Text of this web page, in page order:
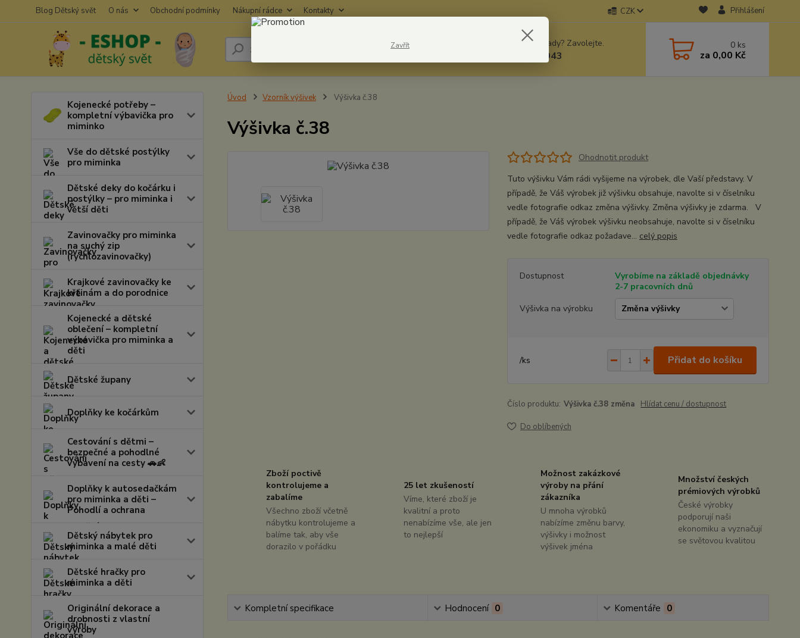
Blog Dětský svět O nás Obchodní podmínky Nákupní rádce Kontakty CZK Přihlášení
Hledat Nevíte si rady? Zavolejte.
604278943
0 ks
za 0,00 Kč
Kojenecké potřeby –
kompletní výbavička pro
miminko
Vše do dětské postýlky
pro miminka
Dětské deky do kočárku i
postýlky – pro miminka i
větší děti
Zavinovačky pro miminka
na suchý zip
(rychlozavinovačky)
Krajkové zavinovačky ke
křtinám a do porodnice
Kojenecké a dětské
oblečení – kompletní
výbavička pro miminka a
děti
Dětské župany
Doplňky ke kočárkům
Cestování s dětmi –
bezpečné a pohodlné
vybavení na cesty 🚗👶
Doplňky k autosedačkám
pro miminka a děti –
Pohodlí a ochrana
Dětský nábytek pro
miminka a malé děti
Dětské hračky pro
miminka a děti
Originální dekorace a
drobnosti z vlastní
výroby
Úvod Vzorník výšivek Výšivka č.38
Výšivka č.38
Ohodnotit produkt
Tuto výšivku Vám rádi vyšijeme na výrobek, dle Vaší představy. V
případě, že Váš výrobek již výšivku obsahuje, navolte si v číselníku
vedle fotografie odkaz změna výšivky. Změna výšivky je zdarma. V
případě, že Váš výrobek výšivku neobsahuje, navolte si v číselníku
vedle fotografie odkaz požadave... celý popis
Dostupnost
Vyrobíme na základě objednávky
2-7 pracovních dnů
Výšivka na výrobku
/ks Přidat do košíku
Číslo produktu: Výšivka č.38 změna Hlídat cenu / dostupnost
Do oblíbených
Zboží poctivě
kontrolujeme a
zabalíme
Všechno zboží včetně
nábytku kontrolujeme a
balíme tak, aby vše
dorazilo v pořádku
25 let zkušeností
Víme, které zboží je
kvalitní a proto
nenabízíme vše, ale jen
to nejlepší
Možnost zakázkové
výroby na přání
zákazníka
U mnoha výrobků
nabízíme změnu barvy,
výšivky i možnost
výšivek jména
Množství českých
prémiových výrobků
České výrobky
podporují naši
ekonomiku a vyznačují
se světovou kvalitou
Kompletní specifikace Hodnocení 0 Komentáře 0
Zavřít